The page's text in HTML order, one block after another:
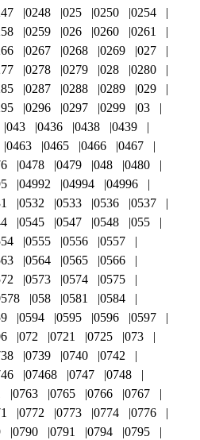
0248 025 0250
0254
0259 026 0260
0261
0267 0268 0269
027
0278 0279 028
0280
0287 0288 0289
029
0296 0297 0299
03
043 0436 0438
0439
0463 0465 0466
0467
0478 0479 048
0480
04992 04994
04996
0532 0533 0536
0537
0545 0547 0548
055
0555 0556
0557
0564 0565
0566
0573 0574
0575
058 0581
0584
0594 0595 0596
0597
072 0721 0725
073
0739 0740
0742
07468 0747
0748
0763 0765 0766
0767
0772 0773 0774
0776
0790 0791 0794
0795